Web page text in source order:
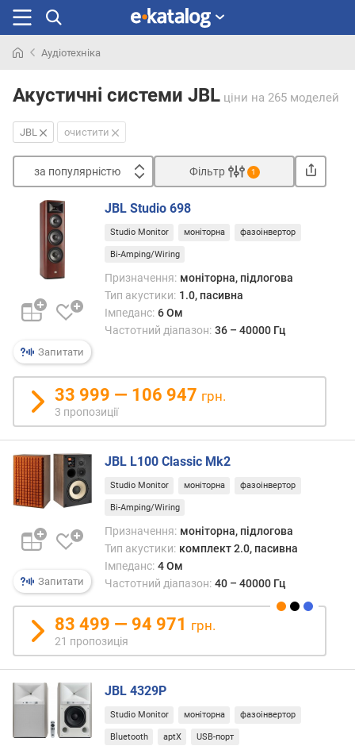
раніше
Аудіотехніка
Акустичні системи JBL ціни на 265 моделей
JBL очистити
за популярністю
у
л
р
н
с
в
і
д
е
ш
в
д
о
д
о
р
г
Фільтр 1
Запитати
JBL Studio 698
Studio Monitor моніторна фазоінвертор
Bi-Amping/Wiring
Призначення: моніторна, підлогова
Тип акустики: 1.0, пасивна
Імпеданс: 6 Ом
Частотний діапазон: 36 – 40000 Гц
33 999 — 106 947 грн.
3 пропозиції
Запитати
JBL L100 Classic Mk2
Studio Monitor моніторна фазоінвертор
Bi-Amping/Wiring
Призначення: моніторна, підлогова
Тип акустики: комплект 2.0, пасивна
Імпеданс: 4 Ом
Частотний діапазон: 40 – 40000 Гц
83 499 — 94 971 грн.
21 пропозиція
JBL 4329P
Studio Monitor моніторна фазоінвертор
Bluetooth aptX USB-порт